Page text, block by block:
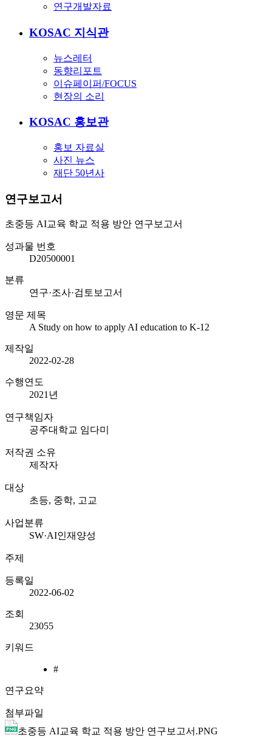
연구개발자료
KOSAC 지식관
뉴스레터
동향리포트
이슈페이퍼/FOCUS
현장의 소리
KOSAC 홍보관
홍보 자료실
사진 뉴스
재단 50년사
연구보고서
초중등 AI교육 학교 적용 방안 연구보고서
성과물 번호
D20500001
분류
연구·조사·검토보고서
영문 제목
A Study on how to apply AI education to K-12
제작일
2022-02-28
수행연도
2021년
연구책임자
공주대학교 임다미
저작권 소유
제작자
대상
초등, 중학, 고교
사업분류
SW·AI인재양성
주제
등록일
2022-06-02
조회
23055
키워드
#
연구요약
첨부파일
초중등 AI교육 학교 적용 방안 연구보고서.PNG